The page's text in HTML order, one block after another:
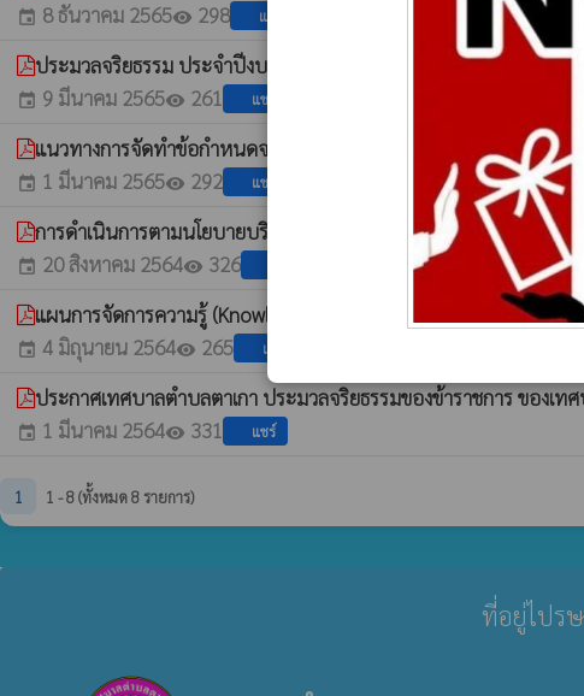
event 8 ธันวาคม 2565visibility 298 แชร์
ประมวลจริยธรรม ประจำปีงบประมาณ พ.ศ. ๒๕๖๕ ของเทศบาลตำบล
event 9 มีนาคม 2565visibility 261 แชร์
แนวทางการจัดทำข้อกำหนดจริยธรรมสำหรับหน่วยงานของรัฐ whatshot
event 1 มีนาคม 2565visibility 292 แชร์
การดำเนินการตามนโยบายบริหารงานทรัพยากรบุคคล ของเทศบาลต
event 20 สิงหาคม 2564visibility 326
แผนการจัดการความรู้ (Knowledge Management) เทศบาลตำบลต
event 4 มิถุนายน 2564visibility 265 แชร์
ประกาศเทศบาลตำบลตาเกา ประมวลจริยธรรมของข้าราชการ ของเ
event 1 มีนาคม 2564visibility 331 แชร์
1 1 - 8 (ทั้งหมด 8 รายการ)
ที่อยู่ไปร